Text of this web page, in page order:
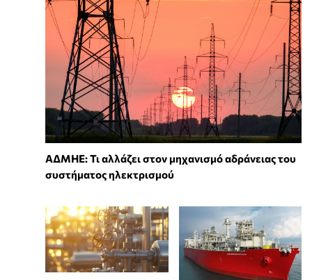
ΑΔΜΗΕ: Τι αλλάζει στον μηχανισμό αδράνειας του
συστήματος ηλεκτρισμού